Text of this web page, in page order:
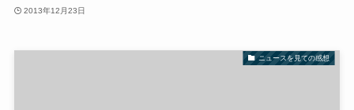
2013年12月23日
ニュースを見ての感想